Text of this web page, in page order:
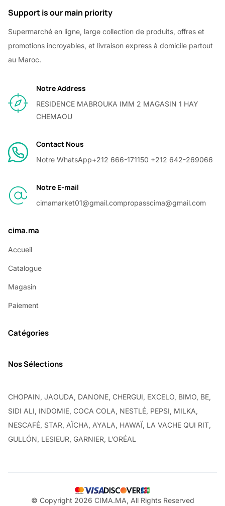
Support is our main priority
Supermarché en ligne, large collection de produits, offres et
promotions incroyables, et livraison express à domicile partout
au Maroc.
Notre Address
RESIDENCE MABROUKA IMM 2 MAGASIN 1 HAY
CHEMAOU
Contact Nous
Notre WhatsApp+212 666-171150 +212 642-269066
Notre E-mail
cimamarket01@gmail.compropasscima@gmail.com
cima.ma
Accueil
Catalogue
Magasin
Paiement
Catégories
Nos Sélections
CHOPAIN, JAOUDA, DANONE, CHERGUI, EXCELO, BIMO, BE,
SIDI ALI, INDOMIE, COCA COLA, NESTLÉ, PEPSI, MILKA,
NESCAFÉ, STAR, AÏCHA, AYALA, HAWAÏ, LA VACHE QUI RIT,
GULLÓN, LESIEUR, GARNIER, L’ORÉAL
© Copyright 2026 CIMA.MA, All Rights Reserved